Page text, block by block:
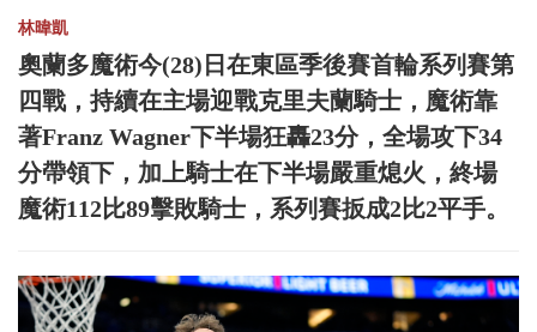
林暐凱
奧蘭多魔術今(28)日在東區季後賽首輪系列賽第
四戰，持續在主場迎戰克里夫蘭騎士，魔術靠
著Franz Wagner下半場狂轟23分，全場攻下34
分帶領下，加上騎士在下半場嚴重熄火，終場
魔術112比89擊敗騎士，系列賽扳成2比2平手。